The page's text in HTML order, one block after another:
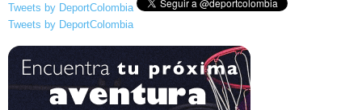
Tweets by DeportColombia
Tweets by DeportColombia